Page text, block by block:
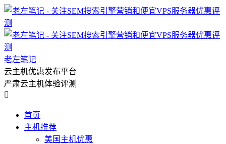
老左笔记
云主机优惠发布平台
严肃云主机体验评测

首页
主机推荐
美国主机优惠